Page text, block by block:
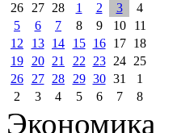
26 27 28 1 2 3
4
5
6 7 8 9 10
11
12
13 14 15 16 17
18
19
20 21 22 23 24
25
26
27 28 29 30 31
1
2
3 4 5 6 7 8
Экономика